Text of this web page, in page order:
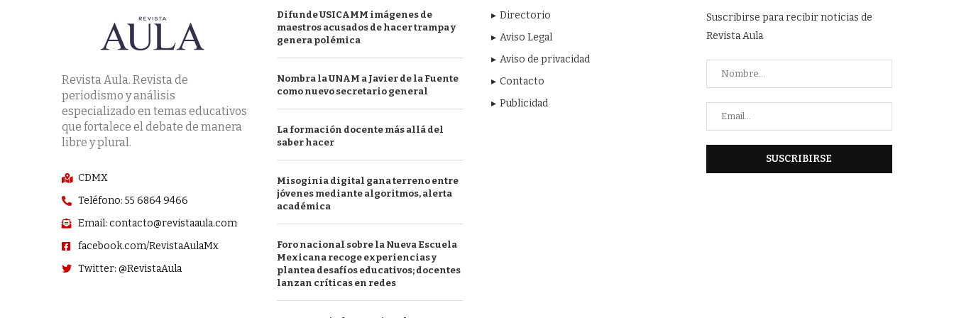
Revista Aula. Revista de
periodismo y análisis
especializado en temas educativos
que fortalece el debate de manera
libre y plural.
CDMX
Teléfono: 55 6864 9466
Email: contacto@revistaaula.com
facebook.com/RevistaAulaMx
Twitter: @RevistaAula
Difunde USICAMM imágenes de
maestros acusados de hacer trampa y
genera polémica
Nombra la UNAM a Javier de la Fuente
como nuevo secretario general
La formación docente más allá del
saber hacer
Misoginia digital gana terreno entre
jóvenes mediante algoritmos, alerta
académica
Foro nacional sobre la Nueva Escuela
Mexicana recoge experiencias y
plantea desafíos educativos; docentes
lanzan críticas en redes
Directorio
Aviso Legal
Aviso de privacidad
Contacto
Publicidad
Suscribirse para recibir noticias de
Revista Aula